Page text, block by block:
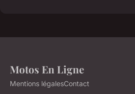
Motos En Ligne
Mentions légalesContact